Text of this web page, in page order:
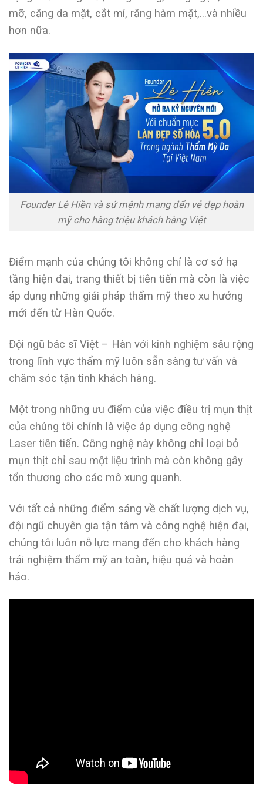
mỡ, căng da mặt, cắt mí, răng hàm mặt,…và nhiều
hơn nữa.
Founder Lê Hiền và sứ mệnh mang đến vẻ đẹp hoàn
mỹ cho hàng triệu khách hàng Việt
Điểm mạnh của chúng tôi không chỉ là cơ sở hạ
tầng hiện đại, trang thiết bị tiên tiến mà còn là việc
áp dụng những giải pháp thẩm mỹ theo xu hướng
mới đến từ Hàn Quốc.
Đội ngũ bác sĩ Việt – Hàn với kinh nghiệm sâu rộng
trong lĩnh vực thẩm mỹ luôn sẵn sàng tư vấn và
chăm sóc tận tình khách hàng.
Một trong những ưu điểm của việc điều trị mụn thịt
của chúng tôi chính là việc áp dụng công nghệ
Laser tiên tiến. Công nghệ này không chỉ loại bỏ
mụn thịt chỉ sau một liệu trình mà còn không gây
tổn thương cho các mô xung quanh.
Với tất cả những điểm sáng về chất lượng dịch vụ,
đội ngũ chuyên gia tận tâm và công nghệ hiện đại,
chúng tôi luôn nỗ lực mang đến cho khách hàng
trải nghiệm thẩm mỹ an toàn, hiệu quả và hoàn
hảo.